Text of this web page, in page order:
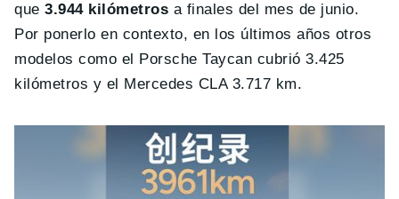
que3.944 kilómetros a finales del mes de junio.
Por ponerlo en contexto, en los últimos años otros
modelos como el Porsche Taycan cubrió 3.425
kilómetros y el Mercedes CLA 3.717 km.